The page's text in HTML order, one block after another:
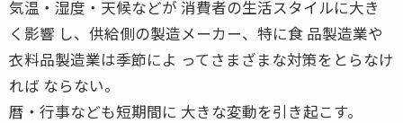
気温・湿度・天候などが 消費者の生活スタイルに大き
く影響 し、供給側の製造メーカー、特に食 品製造業や
衣料品製造業は季節によ ってさまざまな対策をとらなけ
れば ならない。
暦・行事なども短期間に 大きな変動を引き起こす。